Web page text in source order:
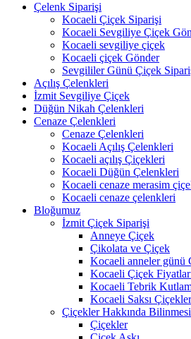
Çelenk Siparişi
Kocaeli Çiçek Siparişi
Kocaeli Sevgiliye Çiçek
Kocaeli sevgiliye çiçek
Kocaeli çiçek Gönder
Sevgililer Günü Çiçek
Açılış Çelenkleri
İzmit Sevgiliye Çiçek
Düğün Nikah Çelenkleri
Cenaze Çelenkleri
Cenaze Çelenkleri
Kocaeli Açılış Çelenkleri
Kocaeli açılış Çiçekleri
Kocaeli Düğün Çelenkleri
Kocaeli cenaze merasim
Kocaeli cenaze çelenkleri
Bloğumuz
İzmit Çiçek Siparişi
Anneye Çiçek
Çikolata ve Çiçek
Kocaeli anneler günü
Kocaeli Çiçek
Kocaeli Tebrik
Kocaeli Saksı
Çiçekler Hakkında
Çiçekler